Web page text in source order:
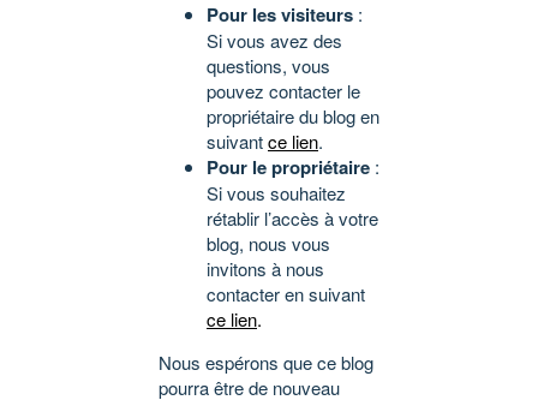
Pour les visiteurs :
Si vous avez des
questions, vous
pouvez contacter le
propriétaire du blog en
suivantce lien.
Pour le propriétaire :
Si vous souhaitez
rétablir l’accès à votre
blog, nous vous
invitons à nous
contacter en suivant
ce lien.
Nous espérons que ce blog
pourra être de nouveau